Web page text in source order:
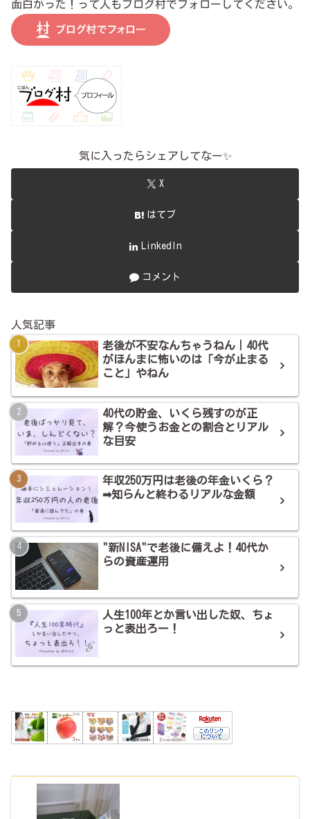
面白かった！って人もブログ村でフォローしてください。
気に入ったらシェアしてなー✨
X
はてブ
LinkedIn
コメント
人気記事
老後が不安なんちゃうねん｜40代
がほんまに怖いのは「今が止まる
こと」やねん
40代の貯金、いくら残すのが正
解？今使うお金との割合とリアル
な目安
年収250万円は老後の年金いくら？
➡知らんと終わるリアルな金額
"新NISA"で老後に備えよ！40代か
らの資産運用
人生100年とか言い出した奴、ちょ
っと表出ろー！